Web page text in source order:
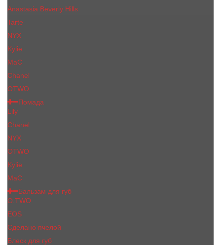
Anastasia Beverly Hills
Tarte
NYX
Kylie
MaC
Сhanеl
OTWO
Помада
Lily
Chanel
NYX
OTWO
Kylie
МаС
Бальзам для губ
O.TWO
EOS
Сделано пчелой
Блеск для губ